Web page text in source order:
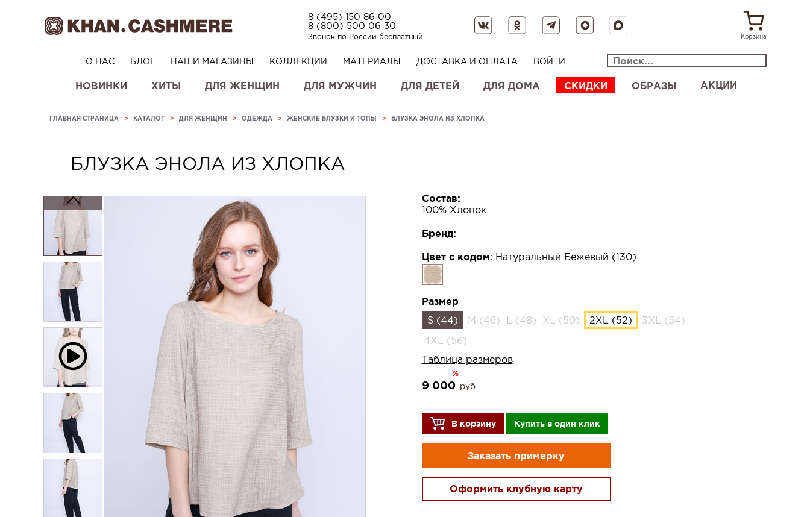
8 (495) 150 86 00
8 (800) 500 06 30
Звонок по России бесплатный Корзина
О НАС БЛОГ НАШИ МАГАЗИНЫ КОЛЛЕКЦИИ МАТЕРИАЛЫ ДОСТАВКА И ОПЛАТА ВОЙТИ
НОВИНКИ ХИТЫ ДЛЯ ЖЕНЩИН ДЛЯ МУЖЧИН ДЛЯ ДЕТЕЙ ДЛЯ ДОМА СКИДКИ ОБРАЗЫ АКЦИИ
ГЛАВНАЯ СТРАНИЦА > КАТАЛОГ > ДЛЯ ЖЕНЩИН > ОДЕЖДА > ЖЕНСКИЕ БЛУЗКИ И ТОПЫ > БЛУЗКА ЭНОЛА ИЗ ХЛОПКА
БЛУЗКА ЭНОЛА ИЗ ХЛОПКА
Состав:
100% Хлопок
Бренд:
Цвет с кодом: Натуральный Бежевый (130)
Размер
S (44)
M (46) L (48) XL (50) 2XL (52)
3XL (54)
4XL (56)
Таблица размеров
%
9 000 руб
В корзину Купить в один клик
Заказать примерку
Оформить клубную карту